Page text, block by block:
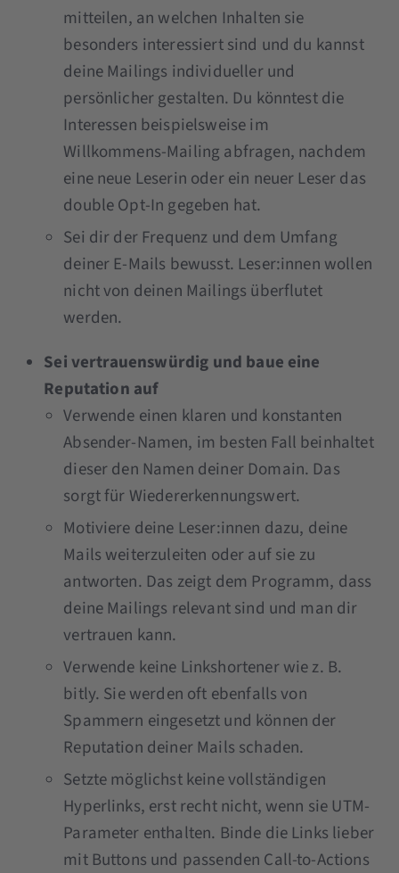
mitteilen, an welchen Inhalten sie
besonders interessiert sind und du kannst
deine Mailings individueller und
persönlicher gestalten. Du könntest die
Interessen beispielsweise im
Willkommens-Mailing abfragen, nachdem
eine neue Leserin oder ein neuer Leser das
double Opt-In gegeben hat.
Sei dir der Frequenz und dem Umfang
deiner E-Mails bewusst. Leser:innen wollen
nicht von deinen Mailings überflutet
werden.
Sei vertrauenswürdig und baue eine
Reputation auf
Verwende einen klaren und konstanten
Absender-Namen, im besten Fall beinhaltet
dieser den Namen deiner Domain. Das
sorgt für Wiedererkennungswert.
Motiviere deine Leser:innen dazu, deine
Mails weiterzuleiten oder auf sie zu
antworten. Das zeigt dem Programm, dass
deine Mailings relevant sind und man dir
vertrauen kann.
Verwende keine Linkshortener wie z. B.
bitly. Sie werden oft ebenfalls von
Spammern eingesetzt und können der
Reputation deiner Mails schaden.
Setzte möglichst keine vollständigen
Hyperlinks, erst recht nicht, wenn sie UTM-
Parameter enthalten. Binde die Links lieber
mit Buttons und passenden Call-to-Actions